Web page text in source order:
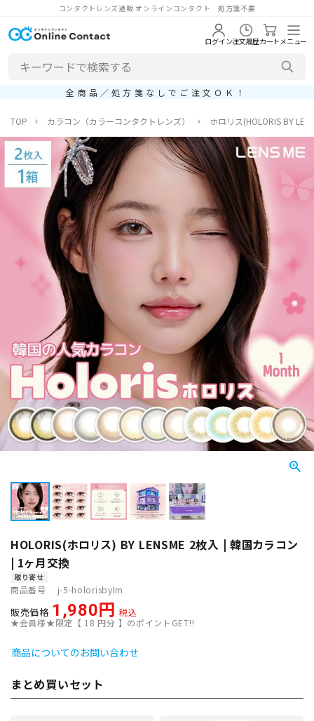
コンタクトレンズ通販 オンラインコンタクト 処方箋不要
ログイン注文履歴カートメニュー
全商品／処方箋なしでご注文ＯＫ！
TOP カラコン（カラーコンタクトレンズ） ホロリス(HOLORIS BY
HOLORIS(ホロリス) BY LENSME 2枚入 | 韓国カラコン
| 1ヶ月交換
取り寄せ
商品番号 j-5-holorisbylm
販売価格 1,980
税込
★会員様★限定【 18 円分 】のポイントGET!!
商品についてのお問い合わせ
まとめ買いセット